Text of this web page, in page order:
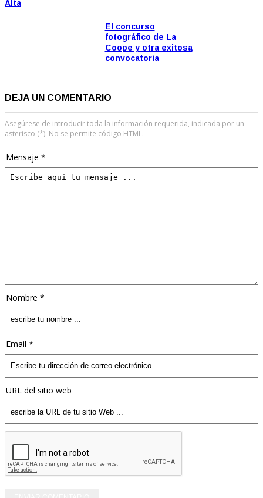
Alta
El concurso
fotográfico de La
Coope y otra exitosa
convocatoria
DEJA UN COMENTARIO
Asegúrese de introducir toda la información requerida, indicada por un
asterisco (*). No se permite código HTML.
Mensaje *
Nombre *
Email *
URL del sitio web